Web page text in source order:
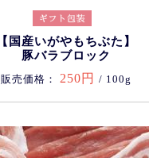
【国産いがやもちぶた】
豚バラブロック
販売価格： 250円 / 100g